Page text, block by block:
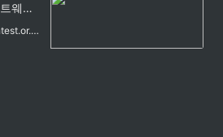
제22회 임베디드 소프트웨어 경진대회
https://www.eswcontest.or.kr/data/award.php?ptype=view&idx=1825&page=1&code=award&category=44